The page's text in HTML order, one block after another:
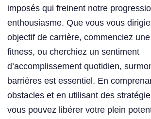
imposés qui freinent notre
enthousiasme. Que vous vous
objectif de carrière, commenciez
fitness, ou cherchiez un sentiment
d’accomplissement quotidien,
barrières est essentiel. En
obstacles et en utilisant des
vous pouvez libérer votre plein